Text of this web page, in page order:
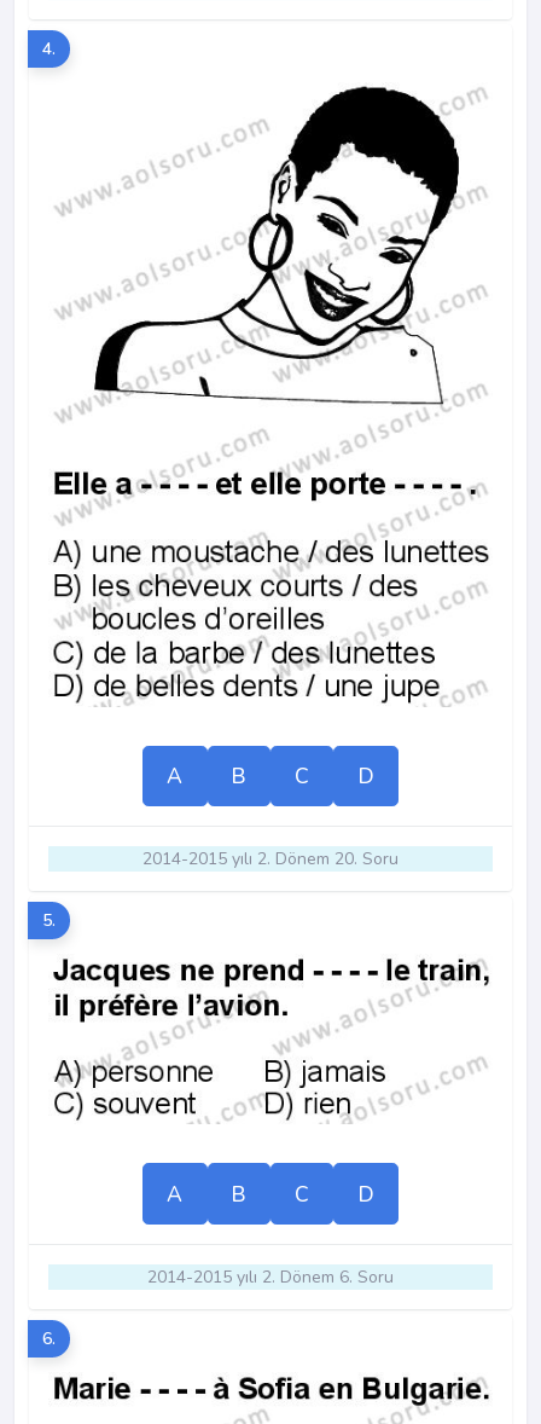
4.
A B C D
2014-2015 yılı 2. Dönem 20. Soru
5.
A B C D
2014-2015 yılı 2. Dönem 6. Soru
6.